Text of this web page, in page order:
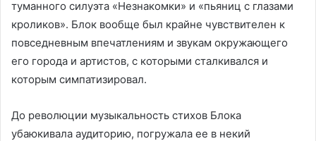
туманного силуэта «Незнакомки» и «пьяниц с глазами
кроликов». Блок вообще был крайне чувствителен к
повседневным впечатлениям и звукам окружающего
его города и артистов, с которыми сталкивался и
которым симпатизировал.
До революции музыкальность стихов Блока
убаюкивала аудиторию, погружала ее в некий